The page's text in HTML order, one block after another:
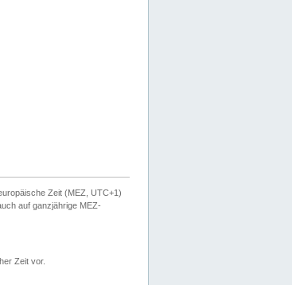
Zeit (MEZ, UTC+1)
auf ganzjährige MEZ-
Zeit vor.